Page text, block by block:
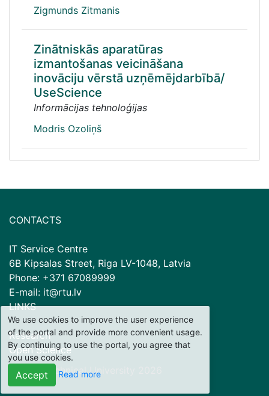
Zigmunds Zitmanis
Zinātniskās aparatūras
izmantošanas veicināšana
inovāciju vērstā uzņēmējdarbībā/
UseScience
Informācijas tehnoloģijas
Modris Ozoliņš
CONTACTS
IT Service Centre
6B Kipsalas Street, Riga LV-1048, Latvia
Phone: +371 67089999
E-mail: it@rtu.lv
LINKS
Research
Open Science
© Riga Technical University
We use cookies to improve the user experience
of the portal and provide more convenient usage.
By continuing to use the portal, you agree that
you use cookies.
Accept Read more